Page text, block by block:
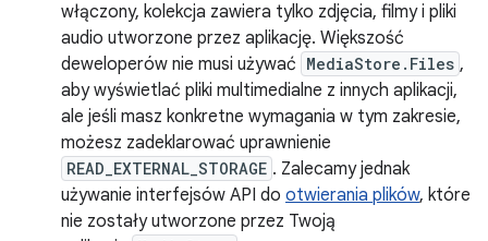
włączony, kolekcja zawiera tylko zdjęcia, filmy i pliki
audio utworzone przez aplikację. Większość
deweloperów nie musi używać MediaStore.Files ,
aby wyświetlać pliki multimedialne z innych aplikacji,
ale jeśli masz konkretne wymagania w tym zakresie,
możesz zadeklarować uprawnienie
READ_EXTERNAL_STORAGE . Zalecamy jednak
używanie interfejsów API do otwierania plików, które
nie zostały utworzone przez Twoją